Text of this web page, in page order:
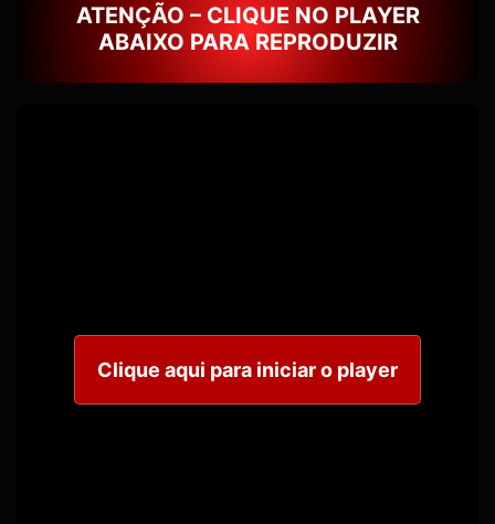
ATENÇÃO – CLIQUE NO PLAYER
ABAIXO PARA REPRODUZIR
Clique aqui para iniciar o player